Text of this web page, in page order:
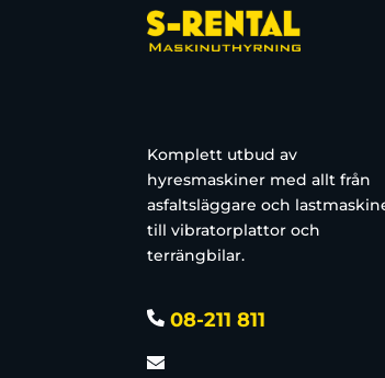
Komplett utbud av
hyresmaskiner med allt från
asfaltsläggare och
till vibratorplattor och
terrängbilar.
08-211 811